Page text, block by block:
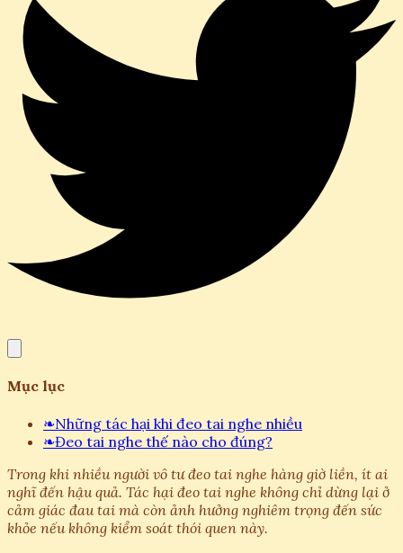
Mục lục
❧Những tác hại khi đeo tai nghe nhiều
❧Đeo tai nghe thế nào cho đúng?
Trong khi nhiều người vô tư đeo tai nghe hàng giờ liền, ít ai
nghĩ đến hậu quả. Tác hại đeo tai nghe không chỉ dừng lại ở
cảm giác đau tai mà còn ảnh hưởng nghiêm trọng đến sức
khỏe nếu không kiểm soát thói quen này.